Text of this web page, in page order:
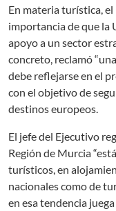
En materia turística,
importancia de que la
apoyo a un sector
concreto, reclamó
debe reflejarse en el
con el objetivo de
destinos europeos.
El jefe del Ejecutivo
Región de Murcia
turísticos, en
nacionales como de
en esa tendencia